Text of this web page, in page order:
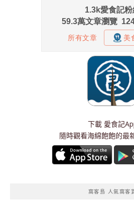
下載 愛食記
隨時觀看海綿飽飽的最
窩客島 人氣窩客